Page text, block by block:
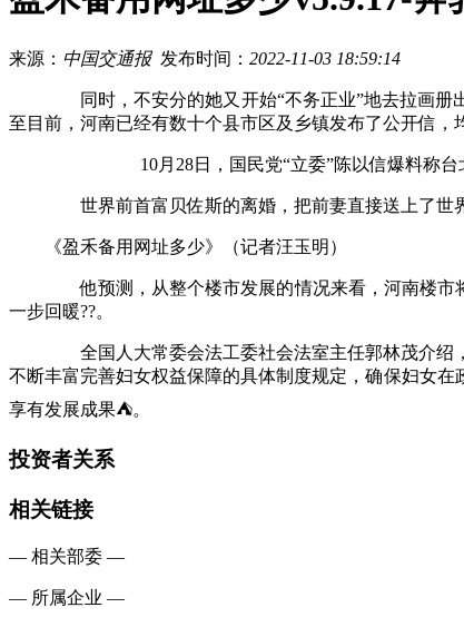
来源： 中国交通报发布时间： 2022-11-03 18:59:14
同时，不安分的她又开始“不务正业”地去拉画册
至目前，河南已经有数十个县市区及乡镇发布了公开信，
10月28日，国民党“立委”陈以信爆料称台
世界前首富贝佐斯的离婚，把前妻直接送上了世界
《盈禾备用网址多少》（记者汪玉明）
他预测，从整个楼市发展的情况来看，河南楼市
一步回暖??。
全国人大常委会法工委社会法室主任郭林茂介绍
不断丰富完善妇女权益保障的具体制度规定，确保妇女
享有发展成果⛺。
投资者关系
相关链接
— 相关部委 —
— 所属企业 —